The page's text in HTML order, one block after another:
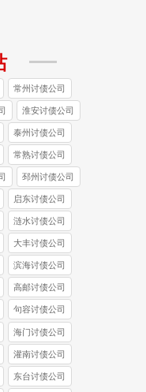
常州讨债公司
淮安讨债公司
泰州讨债公司
常熟讨债公司
邳州讨债公司
启东讨债公司
涟水讨债公司
大丰讨债公司
滨海讨债公司
高邮讨债公司
句容讨债公司
海门讨债公司
灌南讨债公司
东台讨债公司